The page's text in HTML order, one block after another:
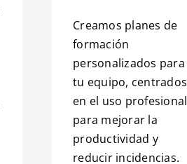
Creamos planes de
formación
personalizados para
tu equipo, centrados
en el uso profesional
para mejorar la
productividad y
reducir incidencias.